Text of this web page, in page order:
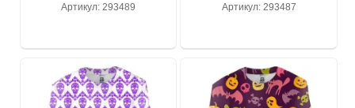
Артикул: 293489 Артикул: 293487